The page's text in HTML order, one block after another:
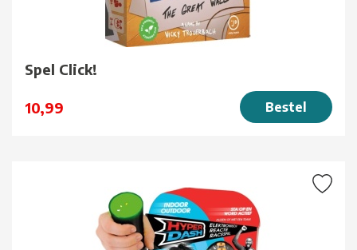
Spel Click!
10,99 Bestel